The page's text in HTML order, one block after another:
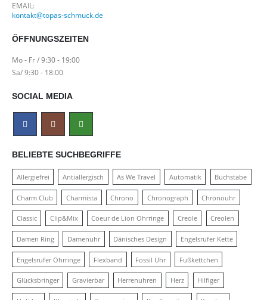
EMAIL:
kontakt@topas-schmuck.de
ÖFFNUNGSZEITEN
Mo - Fr / 9:30 - 19:00
Sa/ 9:30 - 18:00
SOCIAL MEDIA
BELIEBTE SUCHBEGRIFFE
Allergiefrei Antiallergisch As We Travel Automatik Buchstabe
Charm Club Charmista Chrono Chronograph Chronouhr
Classic Clip&Mix Coeur de Lion Ohrringe Creole Creolen
Damen Ring Damenuhr Dänisches Design Engelsrufer Kette
Engelsrufer Ohrringe Flexband Fossil Uhr Fußkettchen
Glücksbringer Gravierbar Herrenuhren Herz Hilfiger